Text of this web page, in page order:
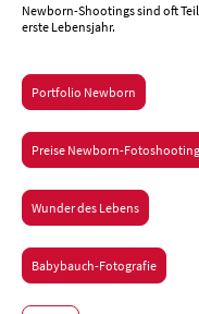
Newborn-Shootings sind oft
erste Lebensjahr.
Portfolio Newborn
Preise Newborn-Fotoshooting
Wunder des Lebens
Babybauch-Fotografie